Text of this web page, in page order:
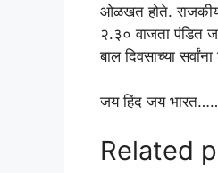
ओळखत होते. राजकीय
२.३० वाजता पंडित
बाल दिवसाच्या
जय हिंद जय
Related